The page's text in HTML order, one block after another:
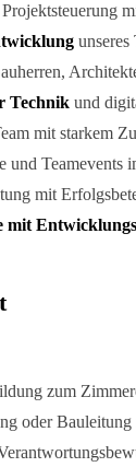
unseres
Technik und
mit starkem
und Teamevents
mit
mit
zum
oder